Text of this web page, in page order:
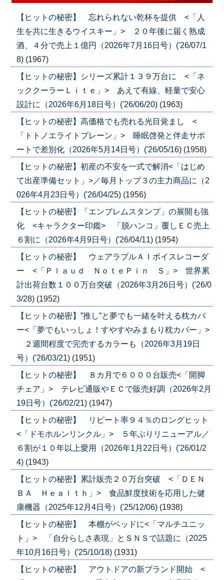
【ヒットの秘密】 忘れられない乾杯を提供 <「人
生を共に生きるウイスキー」> ２０年後に届く熟成
酒、４分で売上１億円（2026年7月16日号）('26/07/1
8) (1967)
【ヒットの秘密】シリーズ累計１３９万台に <「ネ
ッククーラーＬｉｔｅ」> あえて有線、軽量で安心
設計に（2026年6月18日号）('26/06/20) (1963)
【ヒットの秘密】高価格でも売れる光目覚まし <
「トトノエライトプレーン」> 睡眠啓発と伴走サポ
ートで差別化（2026年5月14日号）('26/05/16) (1958)
【ヒットの秘密】初産の不安を一式で解消<「はじめ
て出産準備セット」>／毎月トップ３の主力商品に（2
026年4月23日号）('26/04/25) (1956)
【ヒットの秘密】「エンブレムスタンプ」の展開も強
化 <キャラクター印鑑> 「脱ハンコ」覆しＥＣ売上
６割に（2026年4月9日号）('26/04/11) (1954)
【ヒットの秘密】 ウェアラブルＡＩボイスレコーダ
ー <「Ｐｌａｕｄ ＮｏｔｅＰｉｎ Ｓ」> 世界累
計出荷台数１００万台突破（2026年3月26日号）('26/0
3/28) (1952)
【ヒットの秘密】”推し”と夢でも一緒を叶える枕カバ
ー<「夢でもいっしょ！すやすやみまもり枕カバー」>
２週間程度で完売するカラーも（2026年3月19日
号）('26/03/21) (1951)
【ヒットの秘密】 ８カ月で６０００台販売<「開脚
チェア」> テレビ通販やＥＣで販売好調（2026年2月
19日号）('26/02/21) (1947)
【ヒットの秘密】 リピート率９４％のロングヒット
<「ドモホルンリンクル」> ５年ぶりリニューアル／
６割が１０年以上愛用（2026年1月22日号）('26/01/2
4) (1943)
【ヒットの秘密】累計販売２０万台突破 <「ＤＥＮ
ＢＡ Ｈｅａｌｔｈ」> 食品鮮度技術を応用した健
康機器（2025年12月4日号）('25/12/06) (1938)
【ヒットの秘密】 本棚がベッドに<「マルチユニッ
ト」> 「自分らしさ表現」とＳＮＳで話題に（2025
年10月16日号）('25/10/18) (1931)
【ヒットの秘密】 アウトドアの新ブランド開始 <